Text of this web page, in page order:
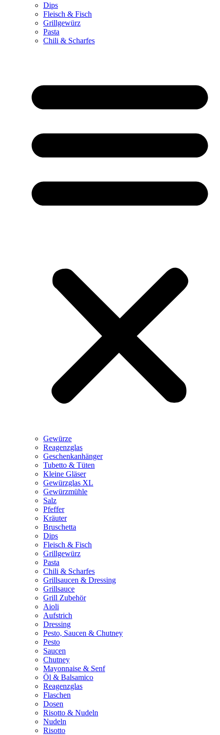
Dips
Fleisch & Fisch
Grillgewürz
Pasta
Chili & Scharfes
Gewürze
Reagenzglas
Geschenkanhänger
Tubetto & Tüten
Kleine Gläser
Gewürzglas XL
Gewürzmühle
Salz
Pfeffer
Kräuter
Bruschetta
Dips
Fleisch & Fisch
Grillgewürz
Pasta
Chili & Scharfes
Grillsaucen & Dressing
Grillsauce
Grill Zubehör
Aioli
Aufstrich
Dressing
Pesto, Saucen & Chutney
Pesto
Saucen
Chutney
Mayonnaise & Senf
Öl & Balsamico
Reagenzglas
Flaschen
Dosen
Risotto & Nudeln
Nudeln
Risotto